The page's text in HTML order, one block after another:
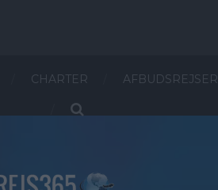
CHARTER AFBUDSREJSER